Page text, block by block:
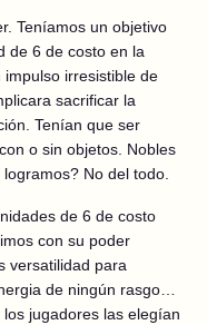
Teníamos un objetivo
de 6 de costo en la
irresistible de
sacrificar la
Tenían que ser
o sin objetos. Nobles
No del todo.
de 6 de costo
con su poder
versatilidad para
de ningún rasgo…
jugadores las elegían